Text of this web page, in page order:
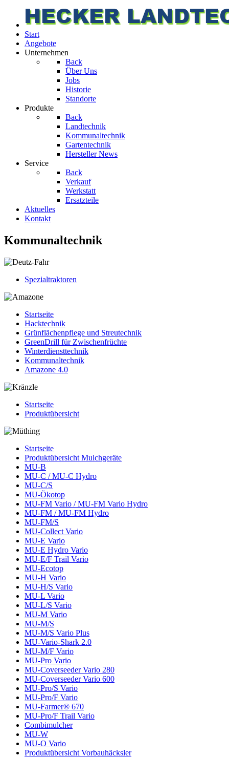
Start
Angebote
Unternehmen
Back
Über Uns
Jobs
Historie
Standorte
Produkte
Back
Landtechnik
Kommunaltechnik
Gartentechnik
Hersteller News
Service
Back
Verkauf
Werkstatt
Ersatzteile
Aktuelles
Kontakt
Kommunaltechnik
Spezialtraktoren
Startseite
Hacktechnik
Grünflächenpflege und Streutechnik
GreenDrill für Zwischenfrüchte
Winterdiensttechnik
Kommunaltechnik
Amazone 4.0
Startseite
Produktübersicht
Startseite
Produktübersicht Mulchgeräte
MU-B
MU-C / MU-C Hydro
MU-C/S
MU-Ökotop
MU-FM Vario / MU-FM Vario Hydro
MU-FM / MU-FM Hydro
MU-FM/S
MU-Collect Vario
MU-E Vario
MU-E Hydro Vario
MU-E/F Trail Vario
MU-Ecotop
MU-H Vario
MU-H/S Vario
MU-L Vario
MU-L/S Vario
MU-M Vario
MU-M/S
MU-M/S Vario Plus
MU-Vario-Shark 2.0
MU-M/F Vario
MU-Pro Vario
MU-Coverseeder Vario 280
MU-Coverseeder Vario 600
MU-Pro/S Vario
MU-Pro/F Vario
MU-Farmer® 670
MU-Pro/F Trail Vario
Combimulcher
MU-W
MU-O Vario
Produktübersicht Vorbauhäcksler